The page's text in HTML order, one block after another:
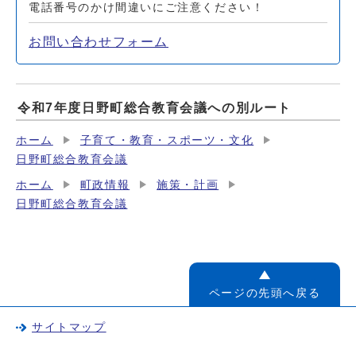
電話番号のかけ間違いにご注意ください！
お問い合わせフォーム
令和7年度日野町総合教育会議への別ルート
ホーム
子育て・教育・スポーツ・文化
日野町総合教育会議
ホーム 町政情報
施策・計画
日野町総合教育会議
ページの先頭へ戻る
サイトマップ